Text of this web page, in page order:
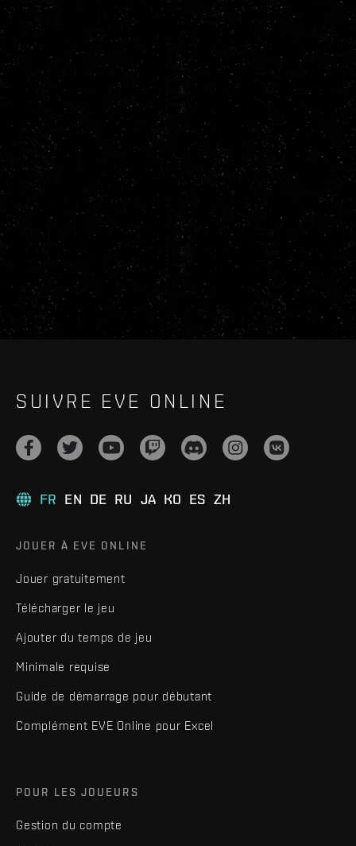
SUIVRE EVE ONLINE
FR EN DE RU JA KO ES ZH
JOUER À EVE ONLINE
Jouer gratuitement
Télécharger le jeu
Ajouter du temps de jeu
Minimale requise
Guide de démarrage pour débutant
Complément EVE Online pour Excel
POUR LES JOUEURS
Gestion du compte